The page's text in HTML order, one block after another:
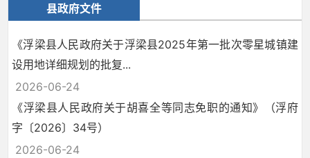
县政府文件
《浮梁县人民政府关于浮梁县2025年第一批次零星城镇建
设用地详细规划的批复...
2026-06-24
《浮梁县人民政府关于胡喜全等同志免职的通知》（浮府
字〔2026〕34号）
2026-06-24